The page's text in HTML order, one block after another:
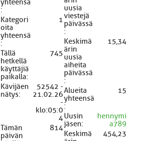
:
Kategori
oita
yhteensä
:
1
Tällä
hetkellä
käyttäjiä
paikalla:
745
Kävijäen
nätys:
52542 -
21.02.26
-
klo:05:0
4
Tämän
päivän
814
uusia
viestejä
päivässä
:
Keskimä
ärin
uusia
aiheita
päivässä
:
15,34
Alueita
yhteensä
:
15
Uusin
jäsen:
hennymi
a789
Keskimä
454,23